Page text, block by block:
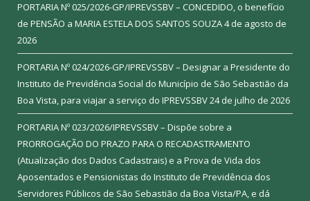
PORTARIA Nº 025/2026-GP/IPREVSSBV – CONCEDIDO, o benefício
de PENSÃO a MARIA ESTELA DOS SANTOS SOUZA4 de agosto de
2026
PORTARIA Nº 024/2026-GP/IPREVSSBV – Designar a Presidente do
Instituto de Previdência Social do Município de São Sebastião da
Boa Vista, para viajar a serviço do IPREVSSBV24 de julho de 2026
PORTARIA Nº 023/2026/IPREVSSBV – Dispõe sobre a
PRORROGAÇÃO DO PRAZO PARA O RECADASTRAMENTO
(Atualização dos Dados Cadastrais) e a Prova de Vida dos
Aposentados e Pensionistas do Instituto de Previdência dos
Servidores Públicos de São Sebastião da Boa Vista/PA, e dá